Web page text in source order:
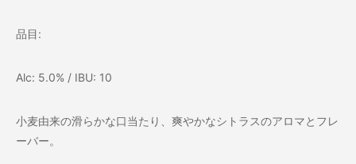
品目:
Alc: 5.0% / IBU: 10
小麦由来の滑らかな口当たり、爽やかなシトラスのアロマとフレ
ーバー。